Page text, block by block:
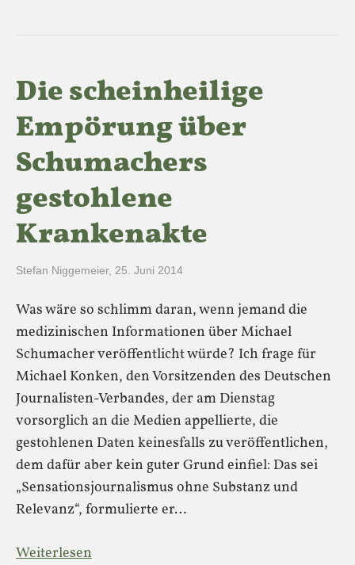
Die scheinheilige
Empörung über
Schumachers
gestohlene
Krankenakte
Stefan Niggemeier, 25. Juni 2014
Was wäre so schlimm daran, wenn jemand die
medizinischen Informationen über Michael
Schumacher veröffentlicht würde? Ich frage für
Michael Konken, den Vorsitzenden des Deutschen
Journalisten-Verbandes, der am Dienstag
vorsorglich an die Medien appellierte, die
gestohlenen Daten keinesfalls zu veröffentlichen,
dem dafür aber kein guter Grund einfiel: Das sei
„Sensationsjournalismus ohne Substanz und
Relevanz“, formulierte er…
Weiterlesen